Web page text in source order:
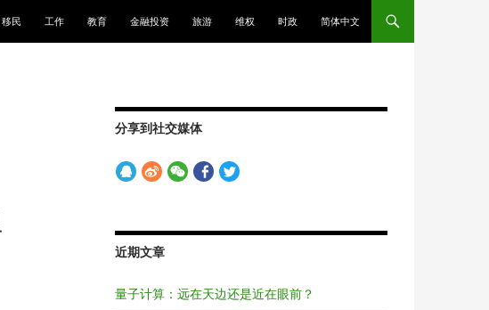
移民 工作 教育 金融投资 旅游 维权 时政 简体中文
分享到社交媒体
近期文章
量子计算：远在天边还是近在眼前？